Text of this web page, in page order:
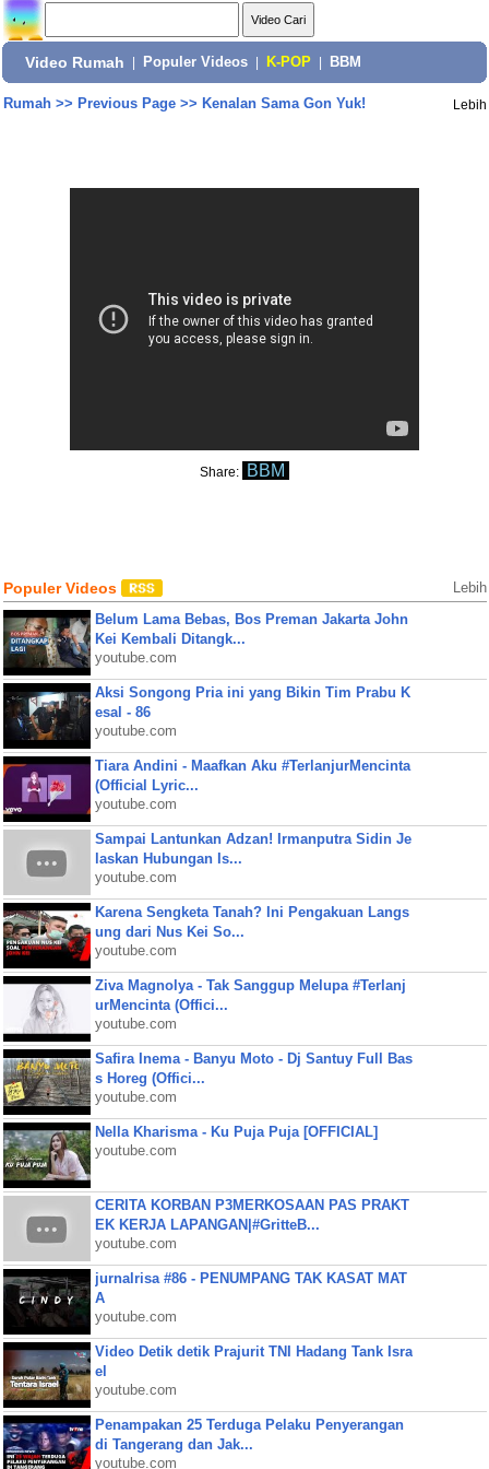
Video Rumah Populer Videos K-POP BBM
Rumah>> Previous Page>> Kenalan Sama Gon Yuk! Lebih
Share: BBM
Populer Videos Lebih
Belum Lama Bebas, Bos Preman Jakarta John
Kei Kembali Ditangk...
youtube.com
Aksi Songong Pria ini yang Bikin Tim Prabu K
esal - 86
youtube.com
Tiara Andini - Maafkan Aku #TerlanjurMencinta
(Official Lyric...
youtube.com
Sampai Lantunkan Adzan! Irmanputra Sidin Je
laskan Hubungan Is...
youtube.com
Karena Sengketa Tanah? Ini Pengakuan Langs
ung dari Nus Kei So...
youtube.com
Ziva Magnolya - Tak Sanggup Melupa #Terlanj
urMencinta (Offici...
youtube.com
Safira Inema - Banyu Moto - Dj Santuy Full Bas
s Horeg (Offici...
youtube.com
Nella Kharisma - Ku Puja Puja [OFFICIAL]
youtube.com
CERITA KORBAN P3MERKOSAAN PAS PRAKT
EK KERJA LAPANGAN|#GritteB...
youtube.com
jurnalrisa #86 - PENUMPANG TAK KASAT MAT
A
youtube.com
Video Detik detik Prajurit TNI Hadang Tank Isra
el
youtube.com
Penampakan 25 Terduga Pelaku Penyerangan
di Tangerang dan Jak...
youtube.com